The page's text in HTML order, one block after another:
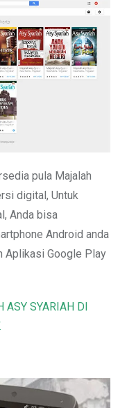
pula Majalah
digital, Untuk
Anda bisa
Android anda
Aplikasi Google Play
SYARIAH DI